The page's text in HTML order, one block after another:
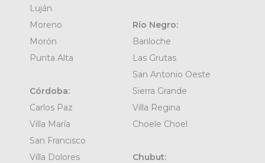
Luján
Moreno
Morón
Punta Alta
Córdoba:
Carlos Paz
Villa María
San Francisco
Villa Dolores
Río Negro:
Bariloche
Las Grutas
San Antonio Oeste
Sierra Grande
Villa Regina
Choele Choel
Chubut: